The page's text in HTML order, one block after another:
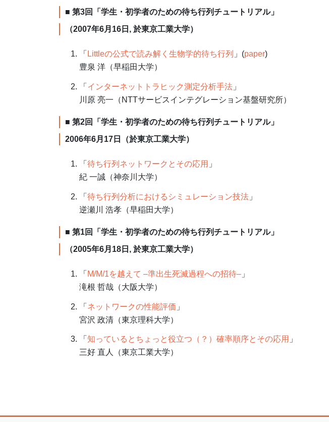
■ 第3回「学生・初学者のための待ち行列チュートリアル」
（2007年6月16日, 於東京工業大学）
「 Littleの公式で読み解く生物学的待ち行列 」(paper)
豊泉 洋（早稲田大学）
「 インターネットトラヒック測定分析手法 」
川原 亮一（NTTサービスインテグレーション基盤研究所）
■ 第2回「学生・初学者のための待ち行列チュートリアル」
2006年6月17日（於東京工業大学）
「 待ち行列ネットワークとその応用 」
紀 一誠（神奈川大学）
「 待ち行列分析におけるシミュレーション技法 」
逆瀬川 浩孝（早稲田大学）
■ 第1回「学生・初学者のための待ち行列チュートリアル」
（2005年6月18日, 於東京工業大学）
「 M/M/1を越えて –準出生死滅過程への招待– 」
滝根 哲哉（大阪大学）
「 ネットワークの性能評価 」
宮沢 政清（東京理科大学）
「 知っているとちょっと役立つ（？）確率順序とその応用 」
三好 直人（東京工業大学）